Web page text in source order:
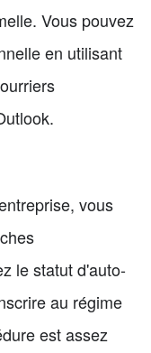
Vous pouvez
en utilisant
vous
le statut d'auto-
au régime
est assez